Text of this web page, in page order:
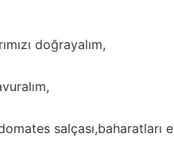
doğrayalım,
salçası,baharatları